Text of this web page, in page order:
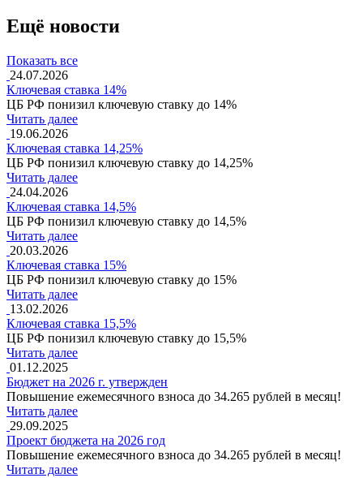
Ещё новости
Показать все
24.07.2026
Ключевая ставка 14%
ЦБ РФ понизил ключевую ставку до 14%
Читать далее
19.06.2026
Ключевая ставка 14,25%
ЦБ РФ понизил ключевую ставку до 14,25%
Читать далее
24.04.2026
Ключевая ставка 14,5%
ЦБ РФ понизил ключевую ставку до 14,5%
Читать далее
20.03.2026
Ключевая ставка 15%
ЦБ РФ понизил ключевую ставку до 15%
Читать далее
13.02.2026
Ключевая ставка 15,5%
ЦБ РФ понизил ключевую ставку до 15,5%
Читать далее
01.12.2025
Бюджет на 2026 г. утвержден
Повышение ежемесячного взноса до 34.265 рублей в месяц!
Читать далее
29.09.2025
Проект бюджета на 2026 год
Повышение ежемесячного взноса до 34.265 рублей в месяц!
Читать далее